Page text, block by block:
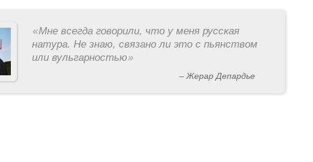
«Мне всегда говорили, что у меня русская
натура. Не знаю, связано ли это с пьянством
или вульгарностью»
– Жерар Депардье